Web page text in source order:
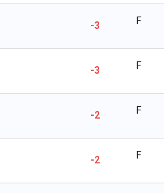
-3 F
-3 F
-2 F
-2 F